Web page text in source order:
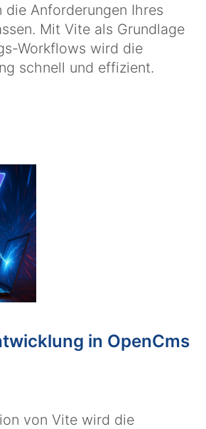
die Anforderungen Ihres
Mit Vite als Grundlage
Workflows wird die
schnell und effizient.
in OpenCms
von Vite wird die